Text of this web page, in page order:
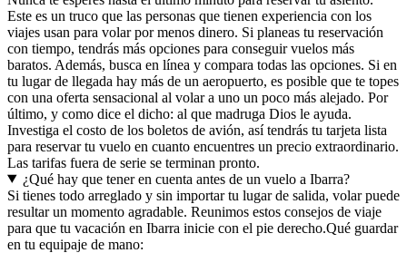
Este es un truco que las personas que tienen experiencia con los
viajes usan para volar por menos dinero. Si planeas tu reservación
con tiempo, tendrás más opciones para conseguir vuelos más
baratos. Además, busca en línea y compara todas las opciones. Si en
tu lugar de llegada hay más de un aeropuerto, es posible que te topes
con una oferta sensacional al volar a uno un poco más alejado. Por
último, y como dice el dicho: al que madruga Dios le ayuda.
Investiga el costo de los boletos de avión, así tendrás tu tarjeta lista
para reservar tu vuelo en cuanto encuentres un precio extraordinario.
Las tarifas fuera de serie se terminan pronto.
¿Qué hay que tener en cuenta antes de un vuelo a Ibarra?
Si tienes todo arreglado y sin importar tu lugar de salida, volar puede
resultar un momento agradable. Reunimos estos consejos de viaje
para que tu vacación en Ibarra inicie con el pie derecho.Qué guardar
en tu equipaje de mano: